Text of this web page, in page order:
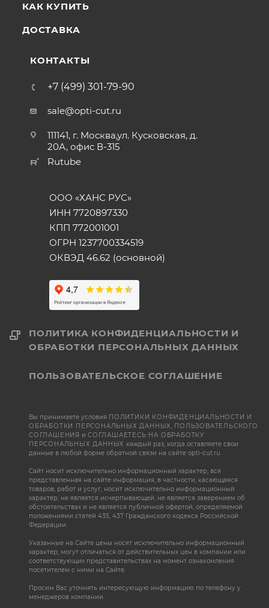
КАК КУПИТЬ
ДОСТАВКА
КОНТАКТЫ
+7 (499) 301-79-90
sale@opti-cut.ru
111141, г. Москва,ул. Кусковская, д.
20А, офис В-315
Rutube
ООО «ХАНС РУС»
ИНН 7720897330
КПП 772001001
ОГРН 1237700334519
ОКВЭД 46.62 (основной)
ПОЛИТИКА КОНФИДЕНЦИАЛЬНОСТИ И
ОБРАБОТКИ ПЕРСОНАЛЬНЫХ ДАННЫХ
ПОЛЬЗОВАТЕЛЬСКОЕ СОГЛАШЕНИЕ
Вы принимаете условия ПОЛИТИКИ КОНФИДЕНЦИАЛЬНОСТИ И
ОБРАБОТКИ ПЕРСОНАЛЬНЫХ ДАННЫХ, ПОЛЬЗОВАТЕЛЬСКОГО
СОГЛАШЕНИЯ иСОГЛАШАЕТЕСЬ НА ОБРАБОТКУ
ПЕРСОНАЛЬНЫХ ДАННЫХ каждый раз, когда оставляете свои
данные в любой форме обратной связи на сайте opti-cut.ru
Сайт носит исключительно информационный характер, вся
представленная на сайте информация, в частности, касающаяся
товаров, работ и услуг, носит исключительно информационный
характер, не является исчерпывающей, не является заверением об
обстоятельствах и не является публичной офертой, определяемой
положениями статей 435, 437 Гражданского кодекса Российской
Федерации.
Указанные на Сайте цены носят исключительно информационный
характер, могут отличаться от действительных цен в компании или
соответствующих представительствах на момент ознакомления
посетителем с ними на Сайте.
Просим Вас уточнять интересующую информацию по телефону у
менеджеров компании.